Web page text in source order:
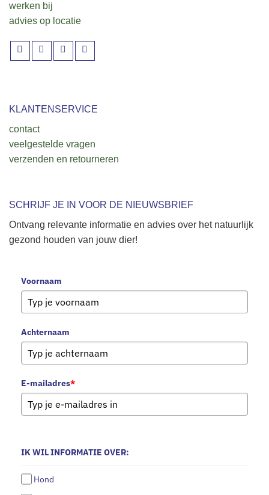
werken bij
advies op locatie
KLANTENSERVICE
contact
veelgestelde vragen
verzenden en retourneren
SCHRIJF JE IN VOOR DE NIEUWSBRIEF
Ontvang relevante informatie en advies over het natuurlijk
gezond houden van jouw dier!
Voornaam
Achternaam
E-mailadres*
IK WIL INFORMATIE OVER:
Hond